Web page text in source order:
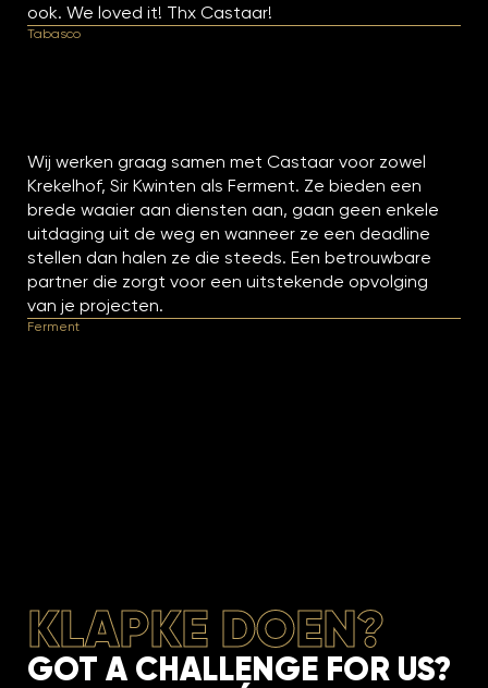
ook. We loved it! Thx Castaar!
Tabasco
Wij werken graag samen met Castaar voor zowel
Krekelhof, Sir Kwinten als Ferment. Ze bieden een
brede waaier aan diensten aan, gaan geen enkele
uitdaging uit de weg en wanneer ze een deadline
stellen dan halen ze die steeds. Een betrouwbare
partner die zorgt voor een uitstekende opvolging
van je projecten.
Ferment
KLAPKE DOEN?
GOT A CHALLENGE FOR US?